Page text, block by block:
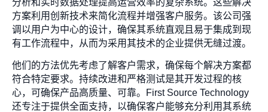
方案利用创新技术来简化流程并增强客户服务。该公司强
调以用户为中心的设计，确保其系统直观且易于集成到现
有工作流程中，从而为采用其技术的企业提供无缝过渡。
他们的方法优先考虑了解客户需求，确保每个解决方案都
符合特定要求。持续改进和严格测试是其开发过程的核
心，可确保产品高质量、可靠。First Source Technology
还专注于提供全面支持，以确保客户能够充分利用其系统